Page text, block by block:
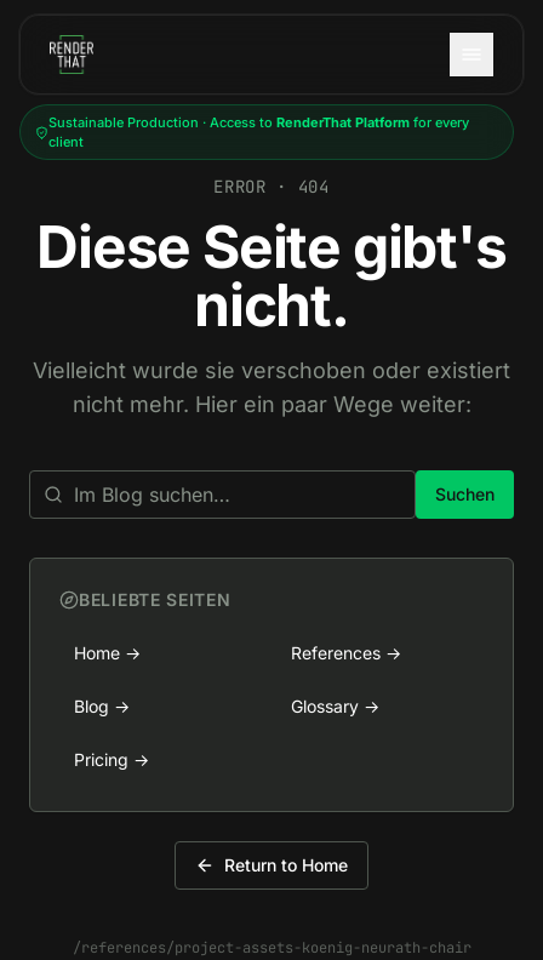
Sustainable Production · Access to RenderThat Platformfor every
client
ERROR · 404
Diese Seite gibt's
nicht.
Vielleicht wurde sie verschoben oder existiert
nicht mehr. Hier ein paar Wege weiter:
Suchen
BELIEBTE SEITEN
Home → References →
Blog → Glossary →
Pricing →
Return to Home
/references/project-assets-koenig-neurath-chair